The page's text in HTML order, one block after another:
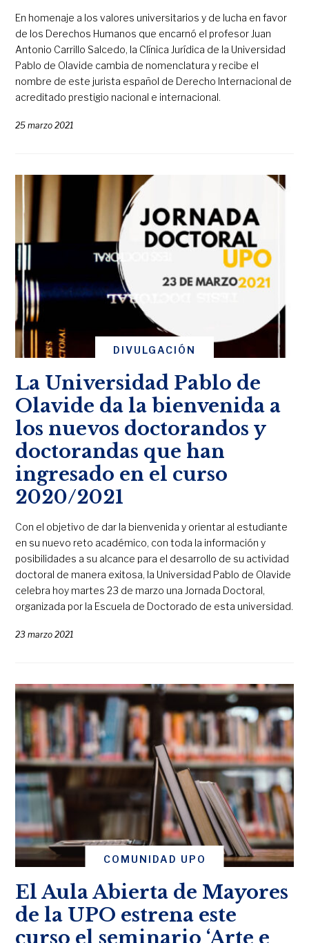
En homenaje a los valores universitarios y de lucha en favor
de los Derechos Humanos que encarnó el profesor Juan
Antonio Carrillo Salcedo, la Clínica Jurídica de la Universidad
Pablo de Olavide cambia de nomenclatura y recibe el
nombre de este jurista español de Derecho Internacional de
acreditado prestigio nacional e internacional.
25 marzo 2021
DIVULGACIÓN
La Universidad Pablo de
Olavide da la bienvenida a
los nuevos doctorandos y
doctorandas que han
ingresado en el curso
2020/2021
Con el objetivo de dar la bienvenida y orientar al estudiante
en su nuevo reto académico, con toda la información y
posibilidades a su alcance para el desarrollo de su actividad
doctoral de manera exitosa, la Universidad Pablo de Olavide
celebra hoy martes 23 de marzo una Jornada Doctoral,
organizada por la Escuela de Doctorado de esta universidad.
23 marzo 2021
COMUNIDAD UPO
El Aula Abierta de Mayores
de la UPO estrena este
curso el seminario ‘Arte e